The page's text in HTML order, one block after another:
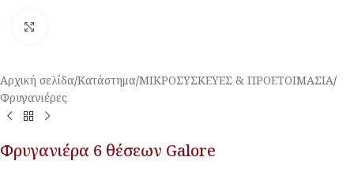
Αρχική σελίδα/Κατάστημα/ΜΙΚΡΟΣΥΣΚΕΥΕΣ & ΠΡΟΕΤΟΙΜΑΣΙΑ/
Φρυγανιέρες
Φρυγανιέρα 6 θέσεων Galore